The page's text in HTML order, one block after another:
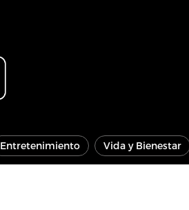
Entretenimiento Vida y Bienestar